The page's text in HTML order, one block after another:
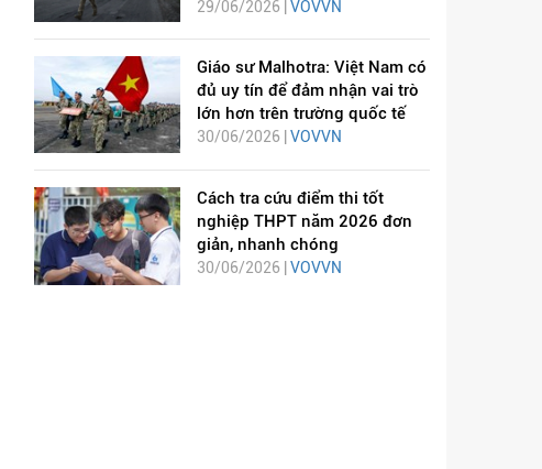
29/06/2026 | VOVVN
Giáo sư Malhotra: Việt Nam có
đủ uy tín để đảm nhận vai trò
lớn hơn trên trường quốc tế
30/06/2026 | VOVVN
Cách tra cứu điểm thi tốt
nghiệp THPT năm 2026 đơn
giản, nhanh chóng
30/06/2026 | VOVVN